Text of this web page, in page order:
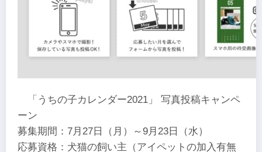
「うちの子カレンダー2021」 写真投稿キャンペ
ーン
募集期間：7月27日（月）～9月23日（水）
応募資格：犬猫の飼い主（アイペットの加入有無